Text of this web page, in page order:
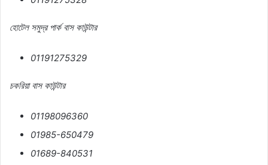
হোটেল সমুদ্র পার্ক বাস কাউন্টার
01191275329
চকরিয়া বাস কাউন্টার
01198096360
01985-650479
01689-840531